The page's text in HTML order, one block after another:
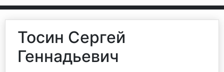
Тосин Сергей
Геннадьевич